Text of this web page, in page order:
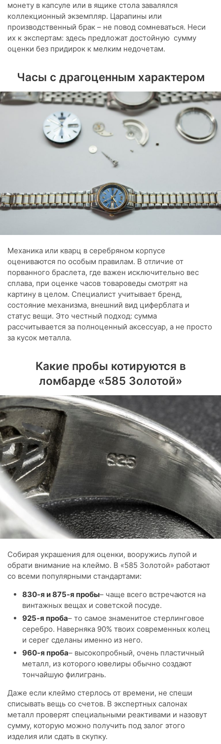
монету в капсуле или в ящике стола завалялся
коллекционный экземпляр. Царапины или
производственный брак – не повод сомневаться. Неси
их к экспертам: здесь предложат достойную сумму
оценки без придирок к мелким недочетам.
Часы с драгоценным характером
Механика или кварц в серебряном корпусе
оцениваются по особым правилам. В отличие от
порванного браслета, где важен исключительно вес
сплава, при оценке часов товароведы смотрят на
картину в целом. Специалист учитывает бренд,
состояние механизма, внешний вид циферблата и
статус вещи. Это честный подход: сумма
рассчитывается за полноценный аксессуар, а не просто
за кусок металла.
Какие пробы котируются в
ломбарде «585 Золотой»
Собирая украшения для оценки, вооружись лупой и
обрати внимание на клеймо. В «585 Золотой» работают
со всеми популярными стандартами:
830-я и 875-я пробы– чаще всего встречаются на
винтажных вещах и советской посуде.
925-я проба– то самое знаменитое стерлинговое
серебро. Наверняка 90% твоих современных колец
и серег сделаны именно из него.
960-я проба– высокопробный, очень пластичный
металл, из которого ювелиры обычно создают
тончайшую филигрань.
Даже если клеймо стерлось от времени, не спеши
списывать вещь со счетов. В экспертных салонах
металл проверят специальными реактивами и назовут
сумму, которую можно получить под залог этого
изделия или сдать в скупку.